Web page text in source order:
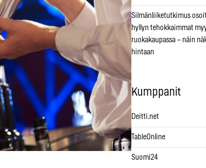
Silmänliiketutkimus
hyllyn tehokkaimmat
ruokakaupassa – näin
hintaan
Kumppanit
Deitti.net
TableOnline
Suomi24